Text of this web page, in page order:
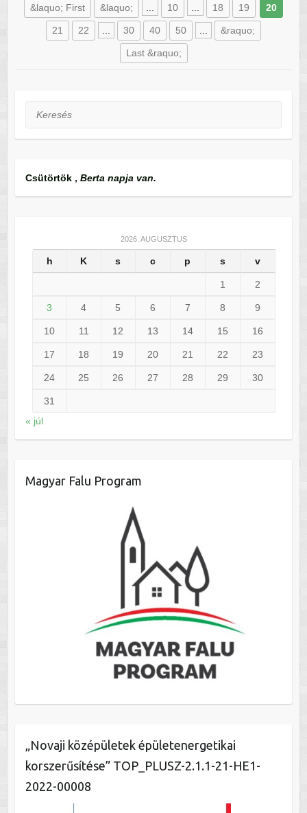
&laquo; First &laquo; 10 18 19 20
21 22 30 40 50 &raquo;
Last &raquo;
Keresés
Csütörtök , Berta napja van.
2026. AUGUSZTUS
h K s c p s v
1 2
3 4 5 6 7 8 9
10 11 12 13 14 15 16
17 18 19 20 21 22 23
24 25 26 27 28 29 30
31
« júl
Magyar Falu Program
„Novaji középületek épületenergetikai
korszerűsítése” TOP_PLUSZ-2.1.1-21-HE1-
2022-00008